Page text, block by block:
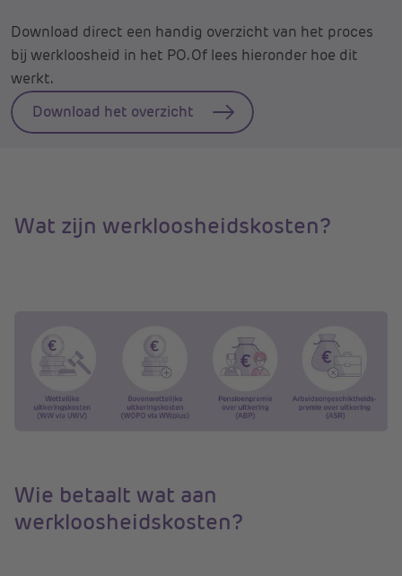
Download direct een handig overzicht van het proces
bij werkloosheid in het PO. Of lees hieronder hoe dit
werkt.
Download het overzicht
Wat zijn werkloosheidskosten?
Wie betaalt wat aan
werkloosheidskosten?